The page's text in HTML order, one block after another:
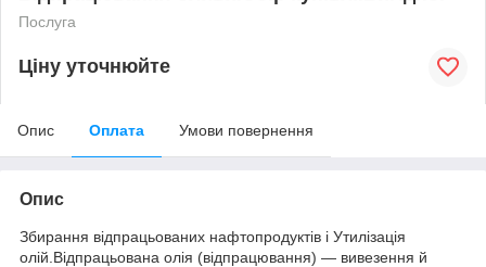
Послуга
Ціну уточнюйте
Опис Оплата Умови повернення
Опис
Збирання відпрацьованих нафтопродуктів і Утилізація
олій.Відпрацьована олія (відпрацювання) — вивезення й